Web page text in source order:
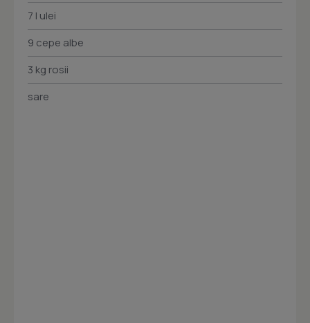
7 l ulei
9 cepe albe
3 kg rosii
sare